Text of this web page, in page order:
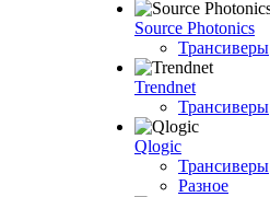
Source Photonics
Трансиверы
Trendnet
Трансиверы
Qlogic
Трансиверы
Разное